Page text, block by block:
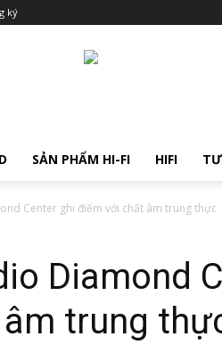
ký
SẢN PHẨM HI-FI HIFI
Center ghi điểm với chất âm trung thực
Diamond
trung